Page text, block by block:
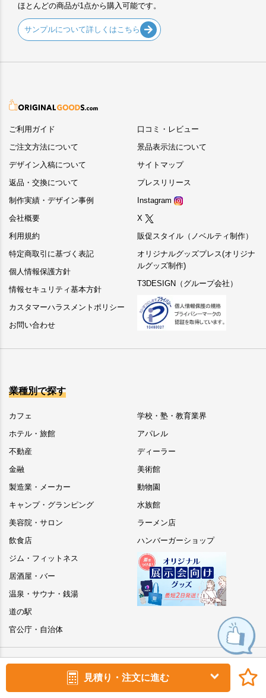
見積り・注文に進む
ほとんどの商品が1点から購入可能です。
サンプルについて詳しくはこちら
ご利用ガイド
ご注文方法について
デザイン入稿について
返品・交換について
制作実績・デザイン事例
会社概要
利用規約
特定商取引に基づく表記
個人情報保護方針
情報セキュリティ基本方針
カスタマーハラスメントポリシー
お問い合わせ
口コミ・レビュー
景品表示法について
サイトマップ
プレスリリース
Instagram
X
販促スタイル（ノベルティ制作）
オリジナルグッズプレス(オリジナ
ルグッズ制作)
T3DESIGN（グループ会社）
業種別で探す
カフェ
ホテル・旅館
不動産
金融
製造業・メーカー
キャンプ・グランピング
美容院・サロン
飲食店
ジム・フィットネス
居酒屋・バー
温泉・サウナ・銭湯
道の駅
官公庁・自治体
学校・塾・教育業界
アパレル
ディーラー
美術館
動物園
水族館
ラーメン店
ハンバーガーショップ